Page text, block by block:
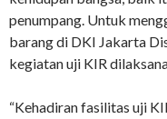
penumpang. Untuk
barang di DKI Jakarta
kegiatan uji KIR
“Kehadiran fasilitas uji